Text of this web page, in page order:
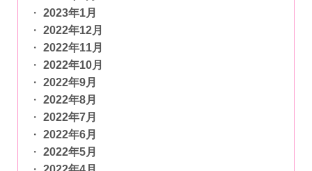
2023年1月
2022年12月
2022年11月
2022年10月
2022年9月
2022年8月
2022年7月
2022年6月
2022年5月